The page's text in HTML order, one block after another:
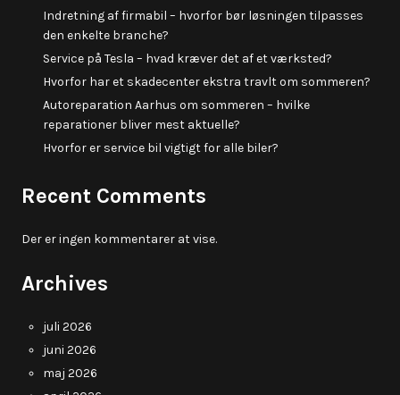
Indretning af firmabil – hvorfor bør løsningen tilpasses
den enkelte branche?
Service på Tesla – hvad kræver det af et værksted?
Hvorfor har et skadecenter ekstra travlt om sommeren?
Autoreparation Aarhus om sommeren – hvilke
reparationer bliver mest aktuelle?
Hvorfor er service bil vigtigt for alle biler?
Recent Comments
Der er ingen kommentarer at vise.
Archives
juli 2026
juni 2026
maj 2026